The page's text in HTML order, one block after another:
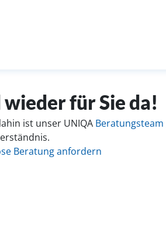
für Sie da!
ist unser UNIQA Beratungsteam
Beratung anfordern